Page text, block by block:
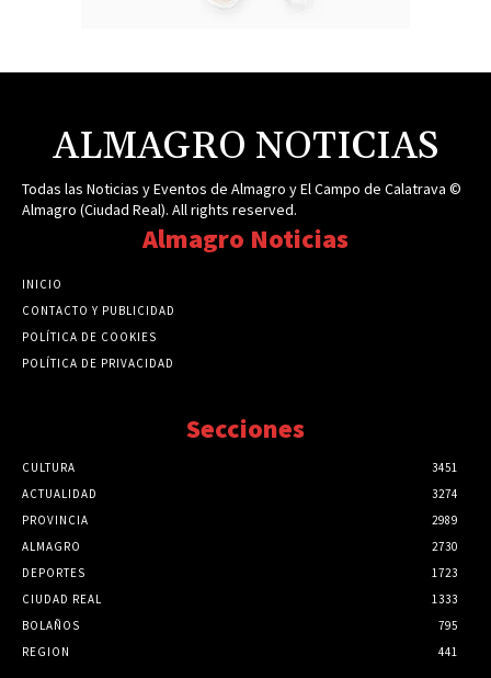
ALMAGRO NOTICIAS
Todas las Noticias y Eventos de Almagro y El Campo de Calatrava ©
Almagro (Ciudad Real). All rights reserved.
Almagro Noticias
INICIO
CONTACTO Y PUBLICIDAD
POLÍTICA DE COOKIES
POLÍTICA DE PRIVACIDAD
Secciones
CULTURA
3451
ACTUALIDAD
3274
PROVINCIA
2989
ALMAGRO
2730
DEPORTES
1723
CIUDAD REAL
1333
BOLAÑOS
795
REGION
441